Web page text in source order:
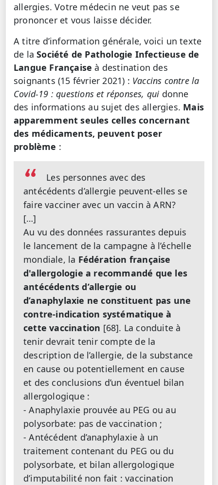
allergies. Votre médecin ne veut pas se
prononcer et vous laisse décider.
A titre d’information générale, voici un texte
de laSociété de Pathologie Infectieuse de
Langue Française à destination des
soignants (15 février 2021) : Vaccins contre la
Covid-19 : questions et réponses, qui donne
des informations au sujet des allergies. Mais
apparemment seules celles concernant
des médicaments, peuvent poser
problème :
Les personnes avec des
antécédents d’allergie peuvent-elles se
faire vacciner avec un vaccin à ARN?
[…]
Au vu des données rassurantes depuis
le lancement de la campagne à l’échelle
mondiale, la Fédération française
d'allergologie a recommandé que les
antécédents d’allergie ou
d’anaphylaxie ne constituent pas une
contre-indication systématique à
cette vaccination [68]. La conduite à
tenir devrait tenir compte de la
description de l’allergie, de la substance
en cause ou potentiellement en cause
et des conclusions d’un éventuel bilan
allergologique :
- Anaphylaxie prouvée au PEG ou au
polysorbate: pas de vaccination ;
- Antécédent d’anaphylaxie à un
traitement contenant du PEG ou du
polysorbate, et bilan allergologique
d’imputabilité non fait : vaccination